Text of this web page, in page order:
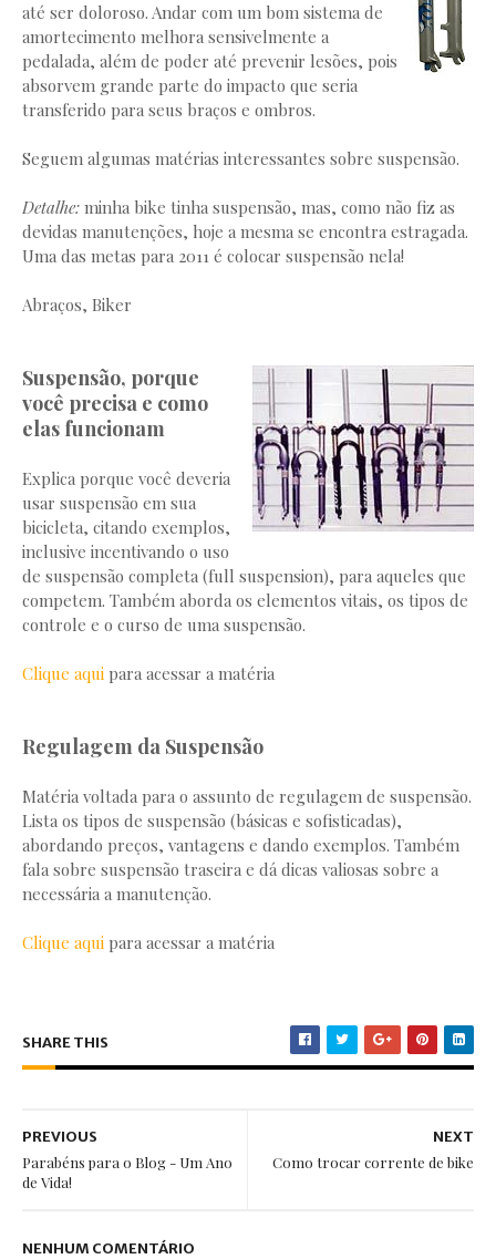
até ser doloroso. Andar com um bom sistema de
amortecimento melhora sensivelmente a
pedalada, além de poder até prevenir lesões, pois
absorvem grande parte do impacto que seria
transferido para seus braços e ombros.
Seguem algumas matérias interessantes sobre suspensão.
Detalhe: minha bike tinha suspensão, mas, como não fiz as
devidas manutenções, hoje a mesma se encontra estragada.
Uma das metas para 2011 é colocar suspensão nela!
Abraços, Biker
Suspensão, porque
você precisa e como
elas funcionam
Explica porque você deveria
usar suspensão em sua
bicicleta, citando exemplos,
inclusive incentivando o uso
de suspensão completa (full suspension), para aqueles que
competem. Também aborda os elementos vitais, os tipos de
controle e o curso de uma suspensão.
Clique aqui para acessar a matéria
Regulagem da Suspensão
Matéria voltada para o assunto de regulagem de suspensão.
Lista os tipos de suspensão (básicas e sofisticadas),
abordando preços, vantagens e dando exemplos. Também
fala sobre suspensão traseira e dá dicas valiosas sobre a
necessária a manutenção.
Clique aqui para acessar a matéria
SHARE THIS
NEXT
Como trocar corrente de bike
PREVIOUS
Parabéns para o Blog - Um Ano
de Vida!
NENHUM COMENTÁRIO